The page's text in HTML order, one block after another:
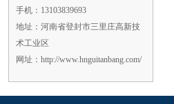
手机：13103839693
地址：河南省登封市三里庄高新技
术工业区
网址：http://www.hnguitanbang.com/